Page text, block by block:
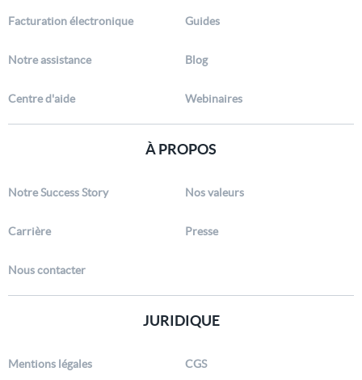
Facturation électronique Guides
Notre assistance Blog
Centre d'aide Webinaires
À PROPOS
Notre Success Story Nos valeurs
Carrière Presse
Nous contacter
JURIDIQUE
Mentions légales CGS